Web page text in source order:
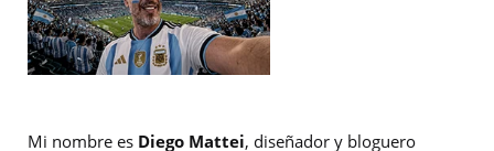
Mi nombre es Diego Mattei, diseñador y bloguero